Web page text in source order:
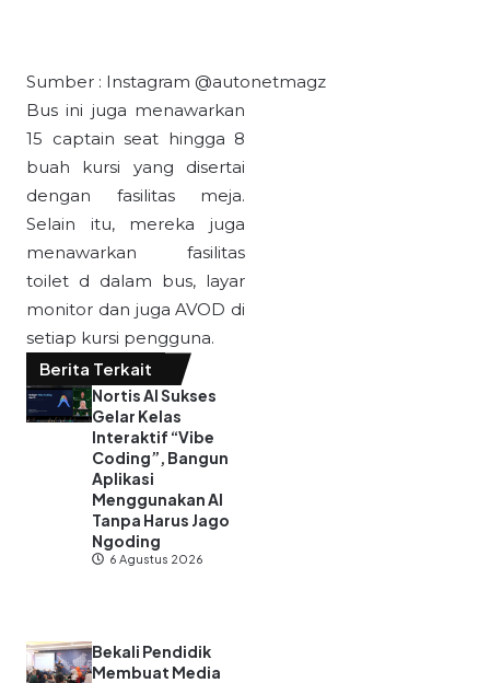
Sumber : Instagram @autonetmagz
Bus ini juga menawarkan
15 captain seat hingga 8
buah kursi yang disertai
dengan fasilitas meja.
Selain itu, mereka juga
menawarkan fasilitas
toilet d dalam bus, layar
monitor dan juga AVOD di
setiap kursi pengguna.
Berita Terkait
Nortis AI Sukses
Gelar Kelas
Interaktif “Vibe
Coding”, Bangun
Aplikasi
Menggunakan AI
Tanpa Harus Jago
Ngoding
6 Agustus 2026
Bekali Pendidik
Membuat Media